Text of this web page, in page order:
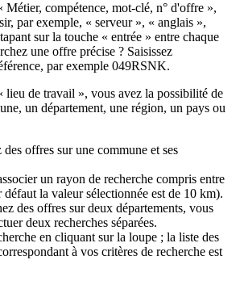
Métier, compétence, mot-clé, n° d'offre »,
par exemple, « serveur », « anglais »,
sur la touche « entrée » entre chaque
une offre précise ? Saisissez
par exemple 049RSNK.
lieu de travail », vous avez la possibilité de
un département, une région, un pays ou
des offres sur une commune et ses
un rayon de recherche compris entre
la valeur sélectionnée est de 10 km).
des offres sur deux départements, vous
deux recherches séparées.
en cliquant sur la loupe ; la liste des
à vos critères de recherche est